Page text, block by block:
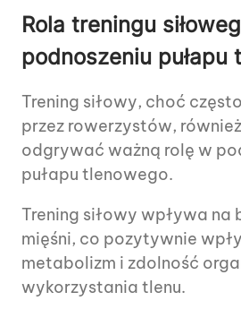
Rola treningu
podnoszeniu pułapu
Trening siłowy, choć
przez rowerzystów,
odgrywać ważną rolę w
pułapu tlenowego.
Trening siłowy wpływa na
mięśni, co pozytywnie
metabolizm i zdolność
wykorzystania tlenu.